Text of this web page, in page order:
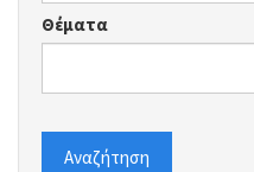
Θέματα
Αναζήτηση